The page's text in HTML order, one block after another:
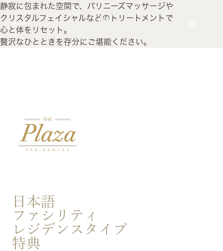
静寂に包まれた空間で、バリニーズマッサージや
クリスタルフェイシャルなどのトリートメントで
心と体をリセット。
贅沢なひとときを存分にご堪能ください。
日本語
ファシリティ
レジデンスタイプ
特典